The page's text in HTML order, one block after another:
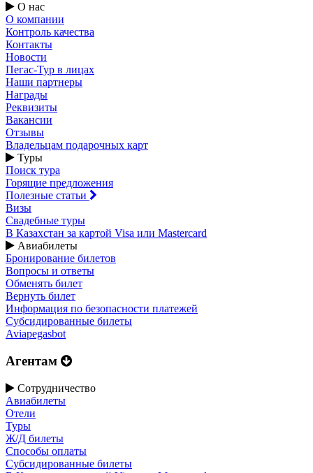
О нас
О компании
Контроль качества
Контакты
Новости
Пегас-Тур в лицах
Наши партнеры
Награды
Реквизиты
Вакансии
Отзывы
Владельцам подарочных карт
Туры
Поиск тура
Горящие предложения
Полезные статьи
Визы
Свадебные туры
В Казахстан за картой Visa или Masterсard
Авиабилеты
Бронирование билетов
Вопросы и ответы
Обменять билет
Вернуть билет
Информация по безопасности платежей
Субсидированные билеты
Aviapegasbot
Агентам
Сотрудничество
Авиабилеты
Отели
Туры
Ж/Д билеты
Способы оплаты
Субсидированные билеты